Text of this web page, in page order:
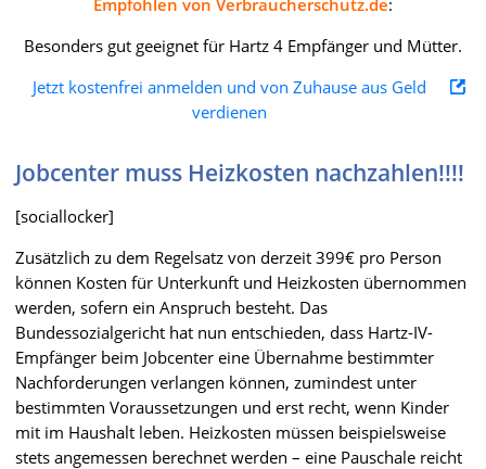
Besonders gut geeignet für Hartz 4 Empfänger und Mütter.
Jetzt kostenfrei anmelden und von Zuhause aus Geld
verdienen
Jobcenter muss Heizkosten nachzahlen!!!!
[sociallocker]
Zusätzlich zu dem Regelsatz von derzeit 399€ pro Person
können Kosten für Unterkunft und Heizkosten übernommen
werden, sofern ein Anspruch besteht. Das
Bundessozialgericht hat nun entschieden, dass Hartz-IV-
Empfänger beim Jobcenter eine Übernahme bestimmter
Nachforderungen verlangen können, zumindest unter
bestimmten Voraussetzungen und erst recht, wenn Kinder
mit im Haushalt leben. Heizkosten müssen beispielsweise
stets angemessen berechnet werden – eine Pauschale reicht